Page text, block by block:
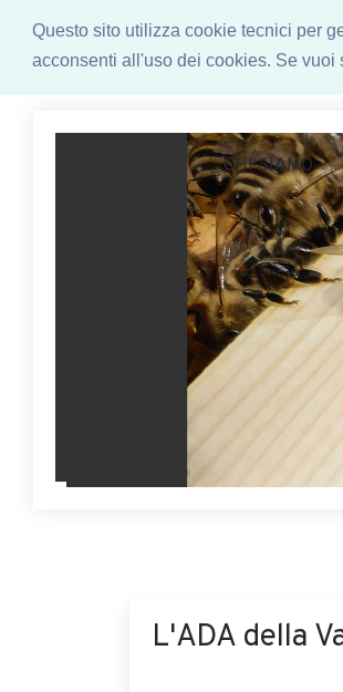
Questo sito utilizza cookie tecnici per
acconsenti all'uso dei cookies. Se
CHI SIAMO
L'ADA della